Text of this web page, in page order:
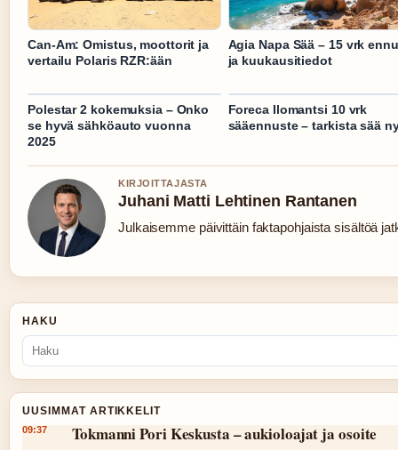
Can-Am: Omistus, moottorit ja
vertailu Polaris RZR:ään
Agia Napa Sää – 15 vrk
ja kuukausitiedot
Polestar 2 kokemuksia – Onko
se hyvä sähköauto vuonna
2025
Foreca Ilomantsi 10 vrk
sääennuste – tarkista sää
KIRJOITTAJASTA
Juhani Matti Lehtinen Rantanen
Julkaisemme päivittäin faktapohjaista sisältöä
HAKU
UUSIMMAT ARTIKKELIT
09:37 Tokmanni Pori Keskusta – aukioloajat ja osoite